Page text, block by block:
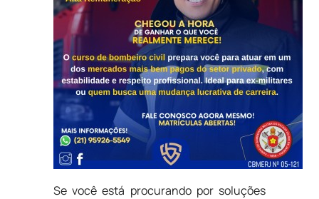
Se você está procurando por soluções